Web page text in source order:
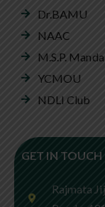
Dr.BAMU
NAAC
M.S.P.
YCMOU
NDLI Club
GET IN TOUCH
Rajmata